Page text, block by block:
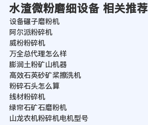
水渣微粉磨细设备 相关推荐
设备碾子磨粉机
阿尔派粉碎机
威枌粉碎机
万全总代理怎么样
膨润土粉矿山机器
高效石英砂矿桨擦洗机
粉碎石头怎么算
线材粉碎机
绿帘石矿石磨粉机
山龙农机粉碎机电机型号